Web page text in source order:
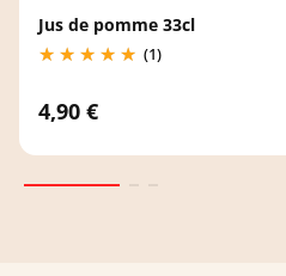
Jus de pomme 33cl
(1)
4,90 €